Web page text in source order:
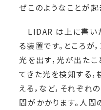
ぜこのようなことが起
LIDAR は上に書い
る装置です。ところが
光を出す，光が出たこ
てきた光を検知する
える，など，それぞ
間がかかります。人